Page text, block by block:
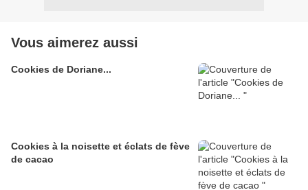
Vous aimerez aussi
Cookies de Doriane...
Cookies à la noisette et éclats de fève
de cacao